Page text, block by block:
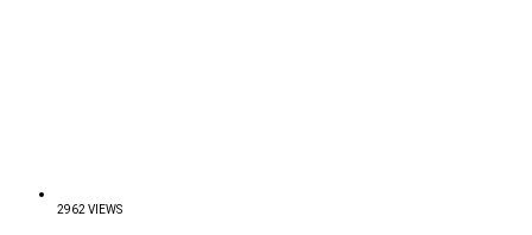
2962 VIEWS